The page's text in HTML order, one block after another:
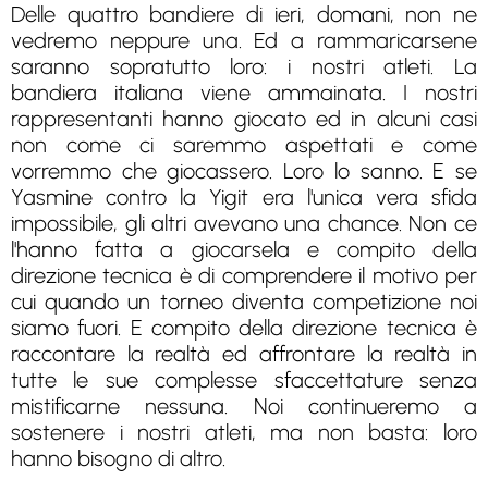
Delle quattro bandiere di ieri, domani, non ne
vedremo neppure una. Ed a rammaricarsene
saranno sopratutto loro: i nostri atleti. La
bandiera italiana viene ammainata. I nostri
rappresentanti hanno giocato ed in alcuni casi
non come ci saremmo aspettati e come
vorremmo che giocassero. Loro lo sanno. E se
Yasmine contro la Yigit era l'unica vera sfida
impossibile, gli altri avevano una chance. Non ce
l'hanno fatta a giocarsela e compito della
direzione tecnica è di comprendere il motivo per
cui quando un torneo diventa competizione noi
siamo fuori. E compito della direzione tecnica è
raccontare la realtà ed affrontare la realtà in
tutte le sue complesse sfaccettature senza
mistificarne nessuna. Noi continueremo a
sostenere i nostri atleti, ma non basta: loro
hanno bisogno di altro.